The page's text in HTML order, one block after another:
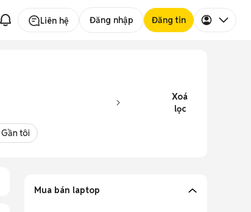
Liên hệ Đăng nhập Đăng tin
Xoá
lọc
Gần tôi
Mua bán laptop